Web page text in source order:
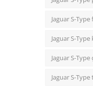
Jaguar S-
Jaguar S-Type
Jaguar S-
Jaguar S-